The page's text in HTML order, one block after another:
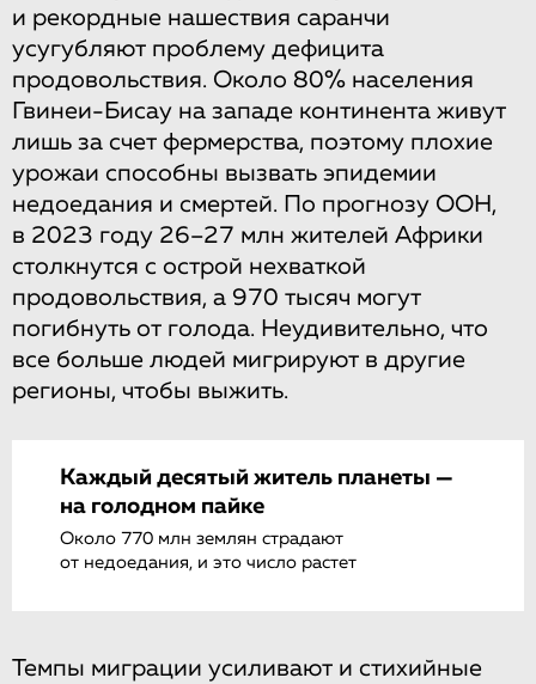
и рекордные нашествия саранчи
усугубляют проблему дефицита
продовольствия. Около 80% населения
Гвинеи-Бисау на западе континента живут
лишь за счет фермерства, поэтому плохие
урожаи способны вызвать эпидемии
недоедания и смертей. По прогнозу ООН,
в 2023 году 26–27 млн жителей Африки
столкнутся с острой нехваткой
продовольствия, а 970 тысяч могут
погибнуть от голода. Неудивительно, что
все больше людей мигрируют в другие
регионы, чтобы выжить.
Каждый десятый житель планеты —
на голодном пайке
Около 770 млн землян страдают
от недоедания, и это число растет
Темпы миграции усиливают и стихийные